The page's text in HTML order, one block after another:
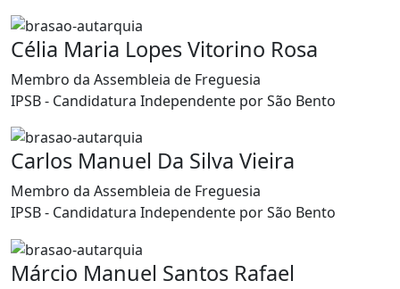
Célia Maria Lopes Vitorino Rosa
Membro da Assembleia de Freguesia
IPSB - Candidatura Independente por São Bento
Carlos Manuel Da Silva Vieira
Membro da Assembleia de Freguesia
IPSB - Candidatura Independente por São Bento
Márcio Manuel Santos Rafael